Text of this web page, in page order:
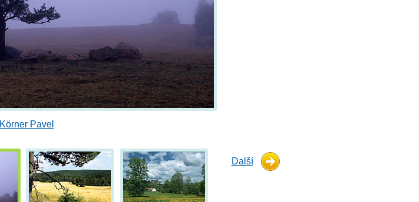
Körner Pavel
Další